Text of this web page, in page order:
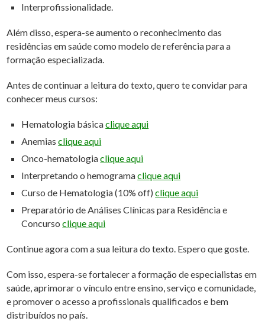
Interprofissionalidade.
Além disso, espera-se aumento o reconhecimento das
residências em saúde como modelo de referência para a
formação especializada.
Antes de continuar a leitura do texto, quero te convidar para
conhecer meus cursos:
Hematologia básicaclique aqui
Anemiasclique aqui
Onco-hematologiaclique aqui
Interpretando o hemogramaclique aqui
Curso de Hematologia (10% off)clique aqui
Preparatório de Análises Clínicas para Residência e
Concursoclique aqui
Continue agora com a sua leitura do texto. Espero que goste.
Com isso, espera-se fortalecer a formação de especialistas em
saúde, aprimorar o vínculo entre ensino, serviço e comunidade,
e promover o acesso a profissionais qualificados e bem
distribuídos no país.